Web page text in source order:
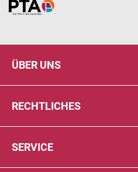
Home
ÜBER UNS
RECHTLICHES
SERVICE